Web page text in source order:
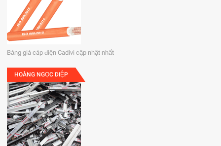
Bảng giá cáp điện Cadivi cập nhật nhất
HOÀNG NGỌC DIỆP